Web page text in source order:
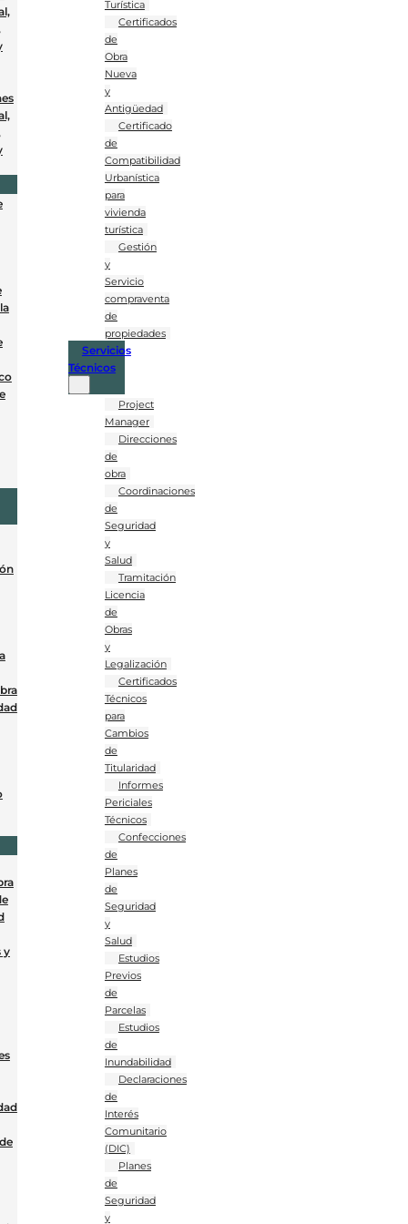
y
Turística
Certificados
de
Obra
Nueva
y
Antigüedad
Certificado
de
Compatibilidad
Urbanística
para
vivienda
turística
Gestión
y
Servicio
compraventa
de
propiedades
Servicios
Técnicos
Project
Manager
Direcciones
de
obra
Coordinaciones
de
Seguridad
y
Salud
Tramitación
Licencia
de
Obras
y
Legalización
Certificados
Técnicos
para
Cambios
de
Titularidad
Informes
Periciales
Técnicos
Confecciones
de
Planes
de
Seguridad
y
Salud
Estudios
Previos
de
Parcelas
Estudios
de
Inundabilidad
Declaraciones
de
Interés
Comunitario
(DIC)
Planes
de
Seguridad
y